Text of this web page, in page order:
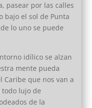
pasear por las calles
bajo el sol de Punta
lo uno se puede
idílico se alzan
mente pueda
Caribe que nos van a
lujo de
de la